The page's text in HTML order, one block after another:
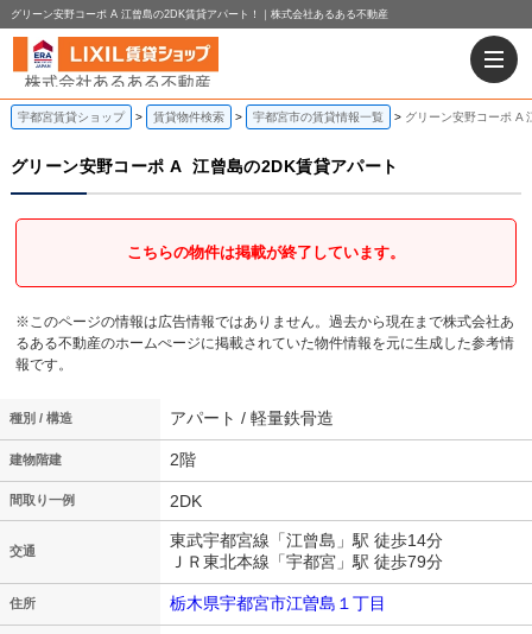
グリーン安野コーポ A 江曾島の2DK賃貸アパート！｜株式会社あるある不動産
宇都宮賃貸ショップ 賃貸物件検索 宇都宮市の賃貸情報一覧 グリーン安野コーポ A
グリーン安野コーポ A 江曾島の2DK賃貸アパート
こちらの物件は掲載が終了しています。
※このページの情報は広告情報ではありません。過去から現在まで株式会社あ
るある不動産のホームぺージに掲載されていた物件情報を元に生成した参考情
報です。
種別 / 構造 アパート / 軽量鉄骨造
建物階建 2階
間取り一例 2DK
交通
東武宇都宮線「江曾島」駅 徒歩14分
ＪＲ東北本線「宇都宮」駅 徒歩79分
住所 栃木県宇都宮市江曽島１丁目